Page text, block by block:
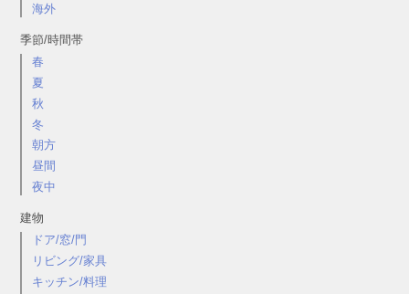
海外
季節/時間帯
春
夏
秋
冬
朝方
昼間
夜中
建物
ドア/窓/門
リビング/家具
キッチン/料理